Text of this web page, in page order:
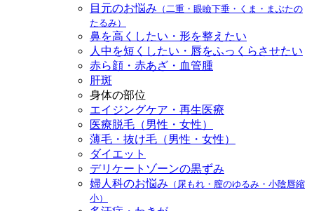
目元のお悩み （二重・眼瞼下垂・くま・まぶたの
たるみ）
鼻を高くしたい・形を整えたい
人中を短くしたい・唇をふっくらさせたい
赤ら顔・赤あざ・血管腫
肝斑
身体の部位
エイジングケア・再生医療
医療脱毛（男性・女性）
薄毛・抜け毛（男性・女性）
ダイエット
デリケートゾーンの黒ずみ
婦人科のお悩み （尿もれ・膣のゆるみ・小陰唇縮
小）